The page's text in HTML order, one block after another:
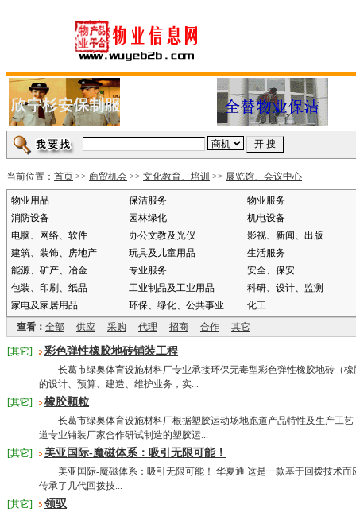
当前位置： 首页 >> 商贸机会 >> 文化教育、培训 >> 展览馆、会议中心
物业用品 保洁服务
物业服务
消防设备
园林绿化
机电设备
电脑、网络、软件
办公文教及光仪
影视、新闻、出版
建筑、装饰、房地产
玩具及儿童用品
生活服务
能源、矿产、冶金
专业服务
安全、保安
包装、印刷、纸品
工业制品及工业用品
科研、设计、监测
家电及家居用品
环保、绿化、公共事业
化工
查看： 全部 供应 采购 代理 招商 合作 其它
[其它] 彩色弹性橡胶地砖铺装工程
长葛市绿奥体育设施材料厂专业承接环保无毒型彩色弹性橡胶地砖（橡
的设计、预算、建造、维护业务，实...
[其它]
橡胶颗粒
长葛市绿奥体育设施材料厂根据塑胶运动场地跑道产品特性及生产工艺
道专业铺装厂家合作研试制造的塑胶运...
[其它]
美亚国际-魔磁体系：吸引无限可能！
美亚国际-魔磁体系：吸引无限可能！ 华夏通 这是一款基于回拨技术而
传承了几代回拨技...
[其它]
领驭